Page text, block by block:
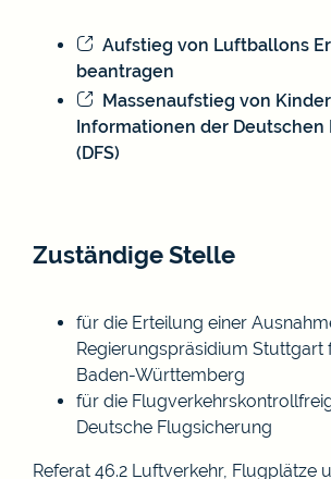
Aufstieg von Luftballons
beantragen
Massenaufstieg von
Informationen der Deutschen
(DFS)
Zuständige Stelle
für die Erteilung einer
Regierungspräsidium Stuttgart
Baden-Württemberg
für die
Deutsche Flugsicherung
Referat 46.2 Luftverkehr, Flugplätze